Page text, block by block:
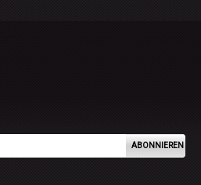
ABONNIEREN